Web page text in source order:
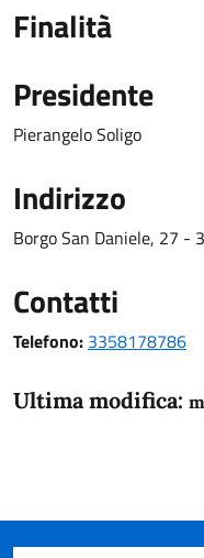
Finalità
Presidente
Pierangelo Soligo
Indirizzo
Borgo San Daniele, 27 -
Contatti
Telefono: 3358178786
Ultima modifica: